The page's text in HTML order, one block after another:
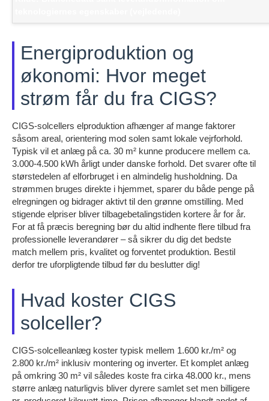
Energiproduktion og
økonomi: Hvor meget
strøm får du fra CIGS?
CIGS-solcellers elproduktion afhænger af mange faktorer
såsom areal, orientering mod solen samt lokale vejrforhold.
Typisk vil et anlæg på ca. 30 m² kunne producere mellem ca.
3.000-4.500 kWh årligt under danske forhold. Det svarer ofte til
størstedelen af elforbruget i en almindelig husholdning. Da
strømmen bruges direkte i hjemmet, sparer du både penge på
elregningen og bidrager aktivt til den grønne omstilling. Med
stigende elpriser bliver tilbagebetalingstiden kortere år for år.
For at få præcis beregning bør du altid indhente flere tilbud fra
professionelle leverandører – så sikrer du dig det bedste
match mellem pris, kvalitet og forventet produktion. Bestil
derfor tre uforpligtende tilbud før du beslutter dig!
Hvad koster CIGS
solceller?
CIGS-solcelleanlæg koster typisk mellem 1.600 kr./m² og
2.800 kr./m² inklusiv montering og inverter. Et komplet anlæg
på omkring 30 m² vil således koste fra cirka 48.000 kr., mens
større anlæg naturligvis bliver dyrere samlet set men billigere